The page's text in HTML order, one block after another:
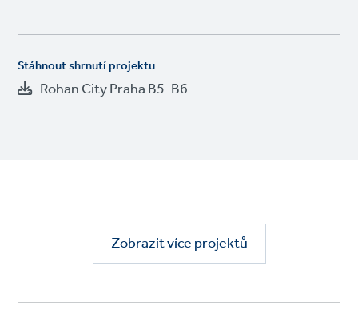
Stáhnout shrnutí projektu
Rohan City Praha B5-B6
Zobrazit více projektů